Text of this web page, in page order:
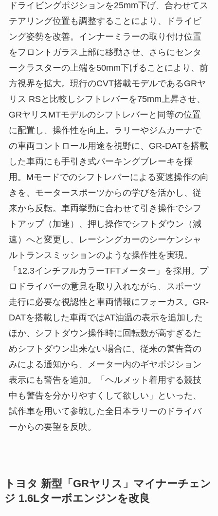
ドライビングポジションを25mm下げ、合わせてス
テアリング位置も調整することにより、ドライビ
ング姿勢を改善。インナーミラーの取り付け位置
をフロントガラス上部に移動させ、さらにセンタ
ークラスターの上端を50mm下げることにより、前
方視界を拡大。現行のCVT搭載モデルであるGRヤ
リス RSと比較しシフトレバーを75mm上昇させ、
GRヤリスMTモデルのシフトレバーと同等の位置
に配置し、操作性を向上。ラリーやジムカーナで
の車両コントロール用途を視野に、GR-DATを搭載
した車両にも手引き式パーキングブレーキを採
用。Mモードでのシフトレバーによる変速操作の向
きを、モータースポーツからの学びを活かし、従
来から反転。車両挙動に合わせて引き操作でシフ
トアップ（加速）、押し操作でシフトダウン（減
速）へと変更し、レーシングカーのシーケンシャ
ルトランスミッションのような操作性を実現。
「12.3インチフルカラーTFTメーター」を採用。プ
ロドライバーの意見を取り入れながら、スポーツ
走行に必要な視認性と車両情報にフォーカス。GR-
DATを搭載した車両ではAT油温の表示を追加した
ほか、シフトダウン操作時に回転数が高すぎるた
めシフトダウン出来ない場合に、従来の警告音の
みによる通知から、メーター内のギヤポジション
表示にも警告を追加。「ヘルメット着用する競技
中も警告を分かりやすくして欲しい」といった、
試作車を用いて参戦した全日本ラリーのドライバ
ーからの要望を反映。
トヨタ 新型「GRヤリス」マイナーチェン
ジ 1.6Lターボエンジンを改良